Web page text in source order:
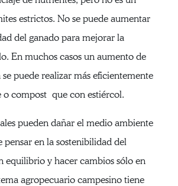
estrictos. No se puede aumentar
del ganado para mejorar la
En muchos casos un aumento de
puede realizar más eficientemente
o compost que con estiércol.
pueden dañar el medio ambiente
pensar en la sostenibilidad del
equilibrio y hacer cambios sólo en
agropecuario campesino tiene